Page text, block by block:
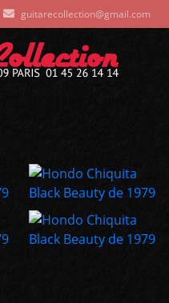
guitarecollection@gmail.com